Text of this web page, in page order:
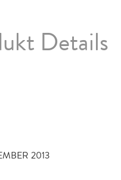
Details
2013